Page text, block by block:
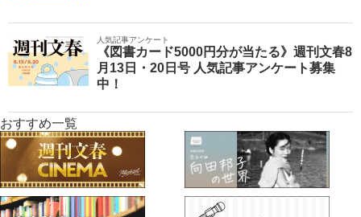
人気記事アンケート
《図書カード5000円分が当たる》週刊文春8
月13日・20日号 人気記事アンケート募集
中！
おすすめ一覧